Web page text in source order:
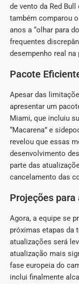
de vento da Red Bull
também comparou
anos a “olhar para
frequentes
desempenho real na
Pacote
Apesar das
apresentar um
Miami, que incluiu
“Macarena” e
revelou que essas
desenvolvimento
parte das
cancelamento das
Projeções para
Agora, a equipe se
próximas etapas da
atualizações será
atualização mais
fase europeia do
inclui finalmente